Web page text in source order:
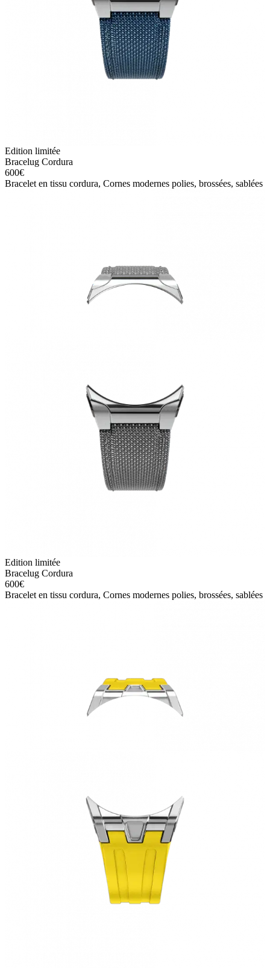
Edition limitée
Bracelug Cordura
600€
Bracelet en tissu cordura, Cornes modernes polies, brossées, sablées
Edition limitée
Bracelug Cordura
600€
Bracelet en tissu cordura, Cornes modernes polies, brossées, sablées